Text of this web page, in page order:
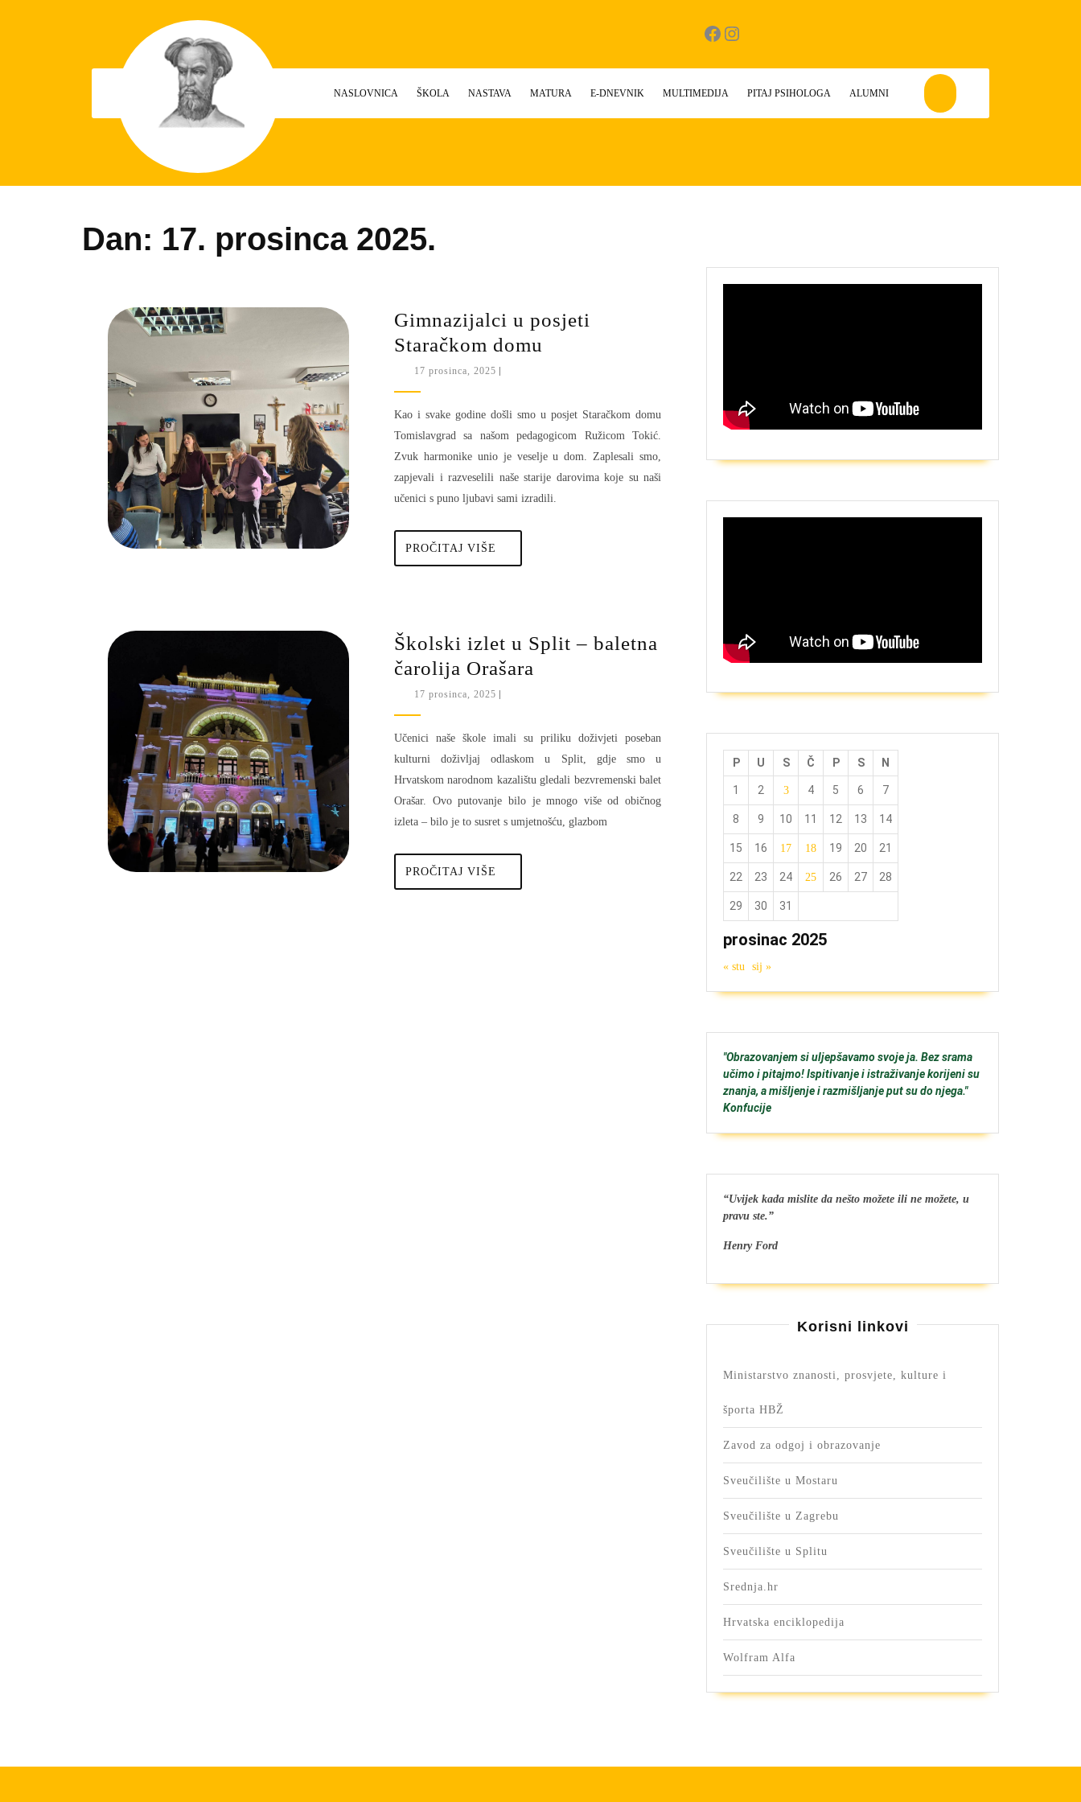
FacebookInstagram
NASLOVNICA ŠKOLA NASTAVA MATURA E-DNEVNIK MULTIMEDIJA PITAJ PSIHOLOGA ALUMNI
Dan: 17. prosinca 2025.
Gimnazijalci u posjeti
Staračkom domu
Staračkom
domu
17 prosinca, 2025 17
Kao i svake godine došli smo u posjet Staračkom domu
Tomislavgrad sa našom pedagogicom Ružicom Tokić.
Zvuk harmonike unio je veselje u dom. Zaplesali smo,
zapjevali i razveselili naše starije darovima koje su naši
učenici s puno ljubavi sami izradili.
PROČITAJ VIŠE
VIŠE
Školski izlet u Split – baletna
čarolija Orašara
Split
–
baletna
čarolija
17 prosinca, 2025 17
Učenici naše škole imali su priliku doživjeti poseban
kulturni doživljaj odlaskom u Split, gdje smo u
Hrvatskom narodnom kazalištu gledali bezvremenski balet
Orašar. Ovo putovanje bilo je mnogo više od običnog
izleta – bilo je to susret s umjetnošću, glazbom
PROČITAJ VIŠE
VIŠE
prosinac 2025
P U S Č P S N
1 2 3 4 5 6 7
8 9 10 11 12 13 14
15 16 17 18 19 20 21
22 23 24 25 26 27 28
29 30 31
« stu sij »
"Obrazovanjem si uljepšavamo svoje ja. Bez srama
učimo i pitajmo! Ispitivanje i istraživanje korijeni su
znanja, a mišljenje i razmišljanje put su do njega."
Konfucije
“Uvijek kada mislite da nešto možete ili ne možete, u
pravu ste.”
Henry Ford
Korisni linkovi
Ministarstvo znanosti, prosvjete, kulture i
športa HBŽ
Zavod za odgoj i obrazovanje
Sveučilište u Mostaru
Sveučilište u Zagrebu
Sveučilište u Splitu
Srednja.hr
Hrvatska enciklopedija
Wolfram Alfa